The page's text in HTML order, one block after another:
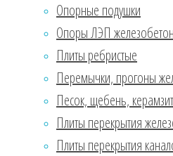
Опорные подушки
Опоры ЛЭП
Плиты ребристые
Перемычки, прогоны
Песок, щебень, керамзит
Плиты перекрытия
Плиты перекрытия
колец идет
только
бетон
М200. Вся
продукция
на